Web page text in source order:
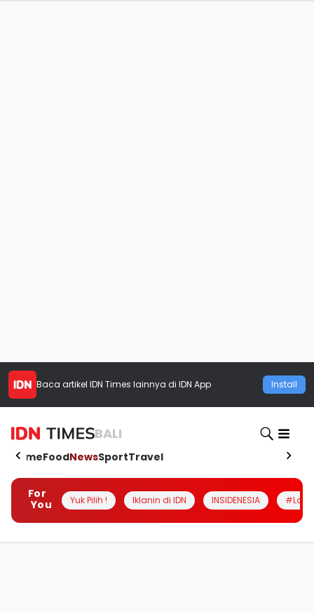
Baca artikel IDN Times lainnya di IDN App Install
BALI
HomeFoodNewsSportTravel
For
You
Yuk Pilih ! Iklanin di IDN INSIDENESIA